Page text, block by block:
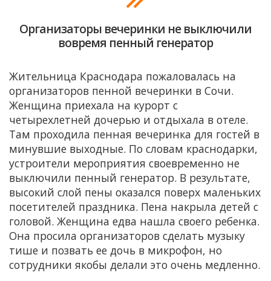
Организаторы вечеринки не выключили
вовремя пенный генератор
Жительница Краснодара пожаловалась на
организаторов пенной вечеринки в Сочи.
Женщина приехала на курорт с
четырехлетней дочерью и отдыхала в отеле.
Там проходила пенная вечеринка для гостей в
минувшие выходные. По словам краснодарки,
устроители мероприятия своевременно не
выключили пенный генератор. В результате,
высокий слой пены оказался поверх маленьких
посетителей праздника. Пена накрыла детей с
головой. Женщина едва нашла своего ребенка.
Она просила организаторов сделать музыку
тише и позвать ее дочь в микрофон, но
сотрудники якобы делали это очень медленно.